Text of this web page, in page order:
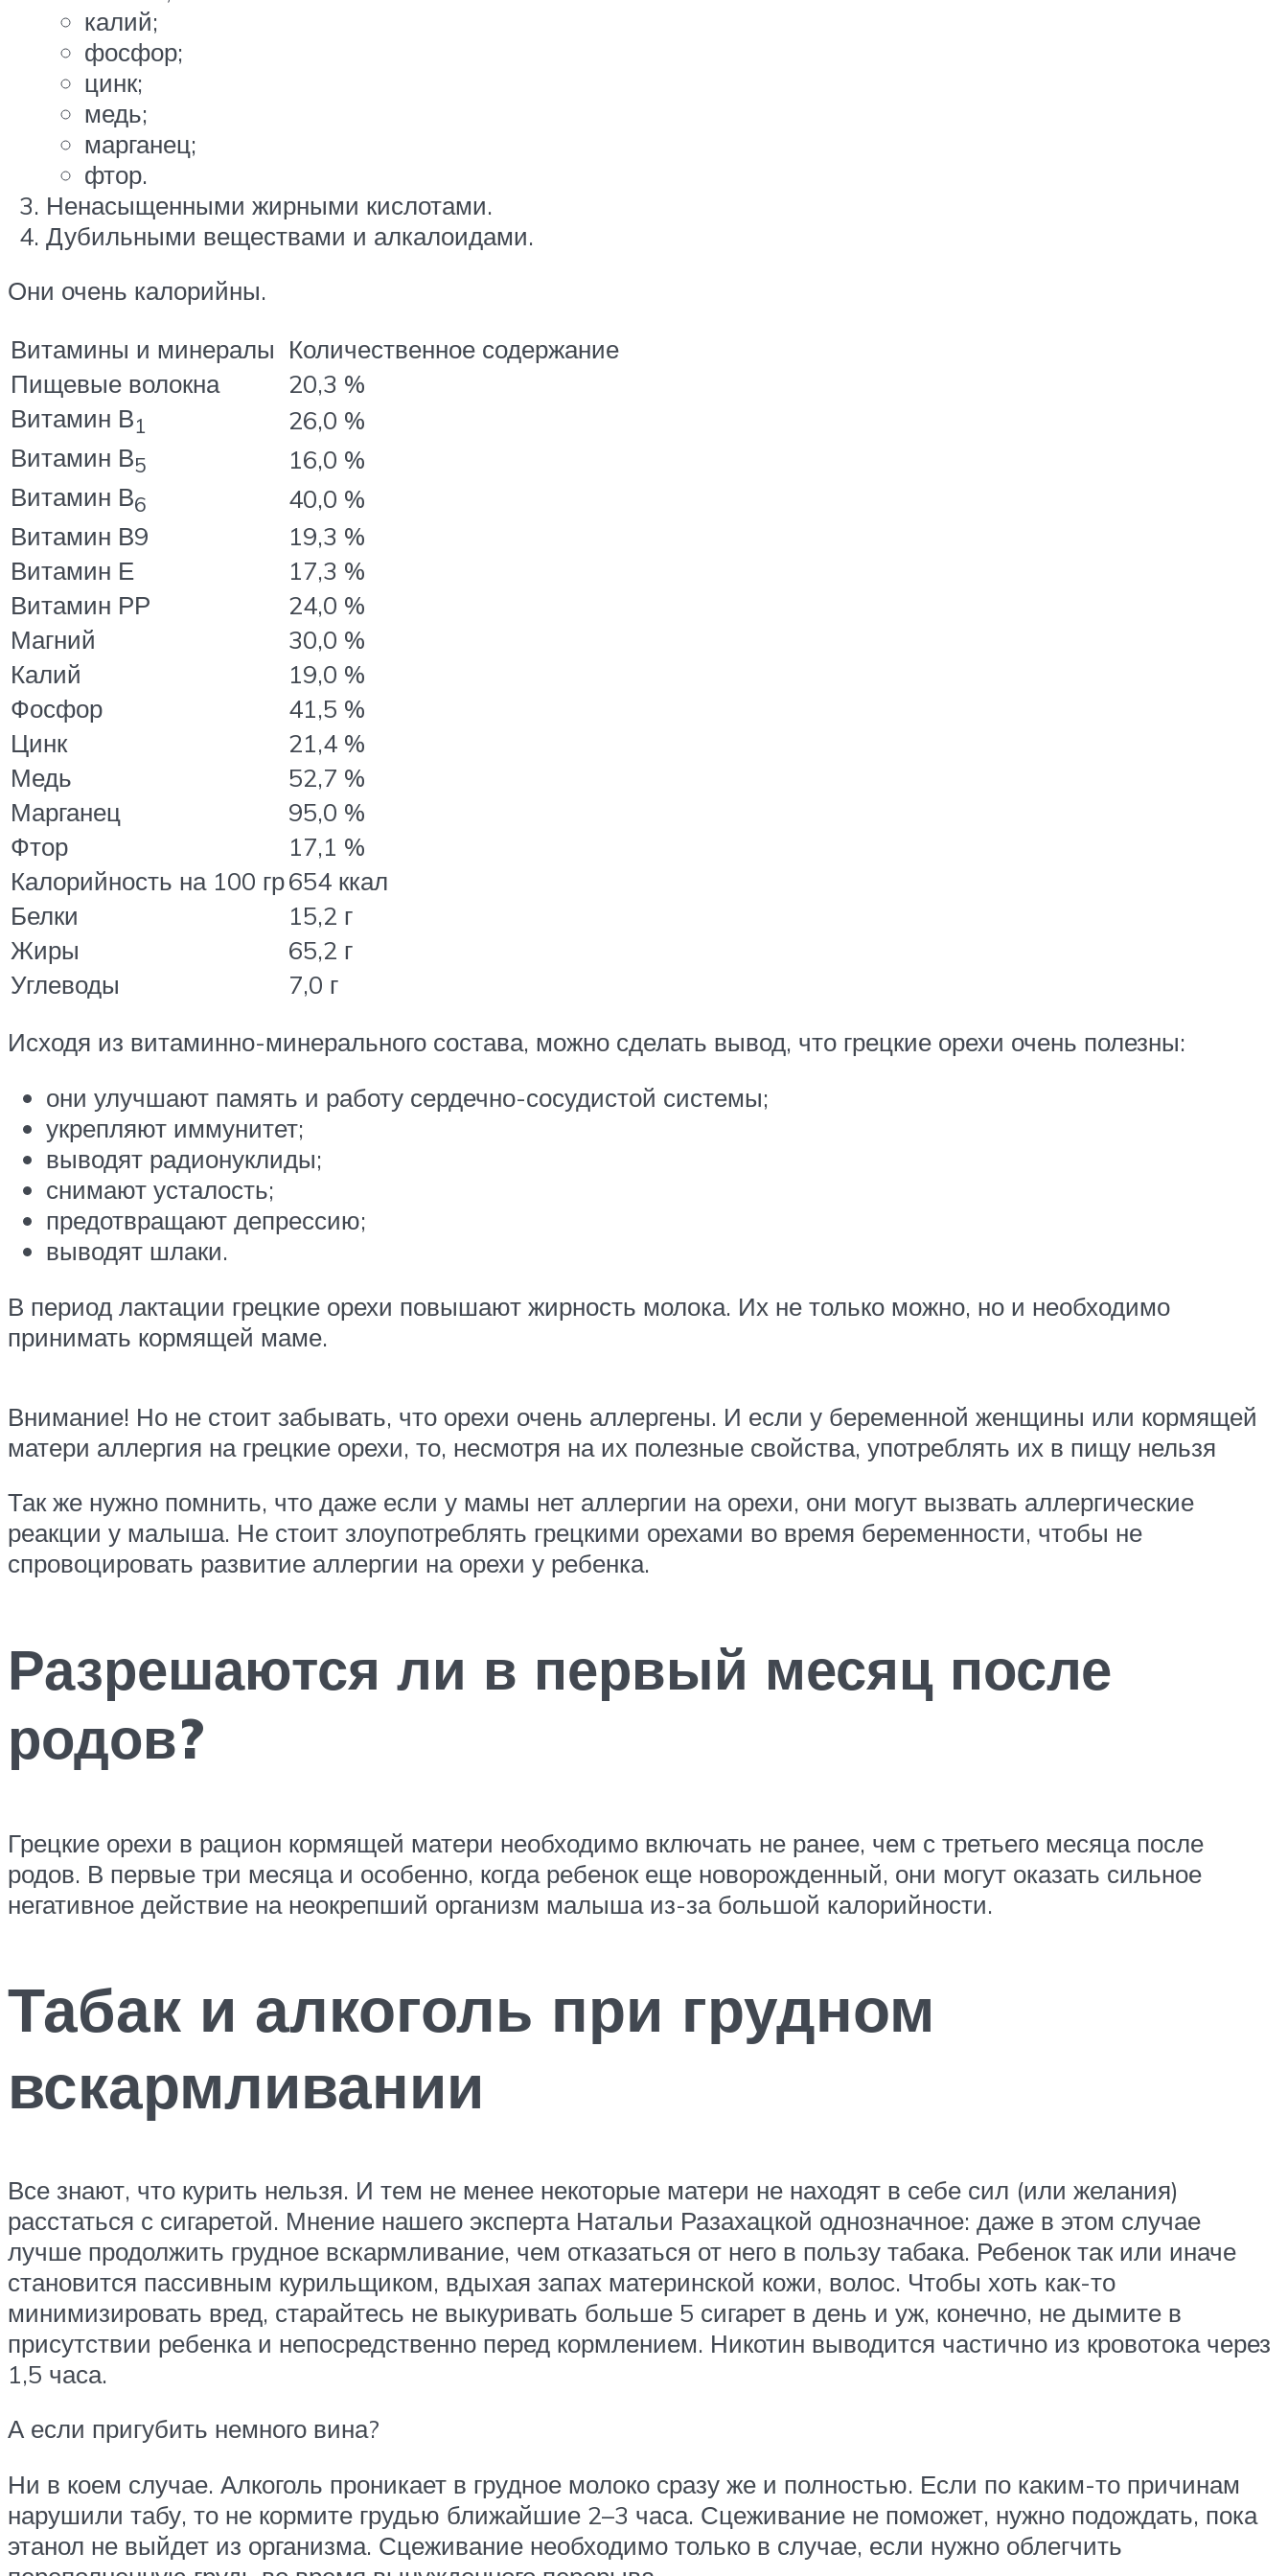
калий;
фосфор;
цинк;
медь;
марганец;
фтор.
Ненасыщенными жирными кислотами.
Дубильными веществами и алкалоидами.
Они очень калорийны.
Витамины и минералы Количественное содержание
Пищевые волокна
20,3 %
Витамин В1
26,0 %
Витамин В5
16,0 %
Витамин В6
40,0 %
Витамин В9
19,3 %
Витамин Е
17,3 %
Витамин РР
24,0 %
Магний
30,0 %
Калий
19,0 %
Фосфор
41,5 %
Цинк
21,4 %
Медь
52,7 %
Марганец
95,0 %
Фтор
17,1 %
Калорийность на 100 гр654 ккал
Белки
15,2 г
Жиры
65,2 г
Углеводы
7,0 г
Исходя из витаминно-минерального состава, можно сделать вывод, что грецкие орехи очень полезны:
они улучшают память и работу сердечно-сосудистой системы;
укрепляют иммунитет;
выводят радионуклиды;
снимают усталость;
предотвращают депрессию;
выводят шлаки.
В период лактации грецкие орехи повышают жирность молока. Их не только можно, но и необходимо
принимать кормящей маме.
Внимание! Но не стоит забывать, что орехи очень аллергены. И если у беременной женщины или кормящей
матери аллергия на грецкие орехи, то, несмотря на их полезные свойства, употреблять их в пищу нельзя
Так же нужно помнить, что даже если у мамы нет аллергии на орехи, они могут вызвать аллергические
реакции у малыша. Не стоит злоупотреблять грецкими орехами во время беременности, чтобы не
спровоцировать развитие аллергии на орехи у ребенка.
Разрешаются ли в первый месяц после
родов?
Грецкие орехи в рацион кормящей матери необходимо включать не ранее, чем с третьего месяца после
родов. В первые три месяца и особенно, когда ребенок еще новорожденный, они могут оказать сильное
негативное действие на неокрепший организм малыша из-за большой калорийности.
Табак и алкоголь при грудном
вскармливании
Все знают, что курить нельзя. И тем не менее некоторые матери не находят в себе сил (или желания)
расстаться с сигаретой. Мнение нашего эксперта Натальи Разахацкой однозначное: даже в этом случае
лучше продолжить грудное вскармливание, чем отказаться от него в пользу табака. Ребенок так или иначе
становится пассивным курильщиком, вдыхая запах материнской кожи, волос. Чтобы хоть как-то
минимизировать вред, старайтесь не выкуривать больше 5 сигарет в день и уж, конечно, не дымите в
присутствии ребенка и непосредственно перед кормлением. Никотин выводится частично из кровотока через
1,5 часа.
А если пригубить немного вина?
Ни в коем случае. Алкоголь проникает в грудное молоко сразу же и полностью. Если по каким-то причинам
нарушили табу, то не кормите грудью ближайшие 2–3 часа. Сцеживание не поможет, нужно подождать, пока
этанол не выйдет из организма. Сцеживание необходимо только в случае, если нужно облегчить